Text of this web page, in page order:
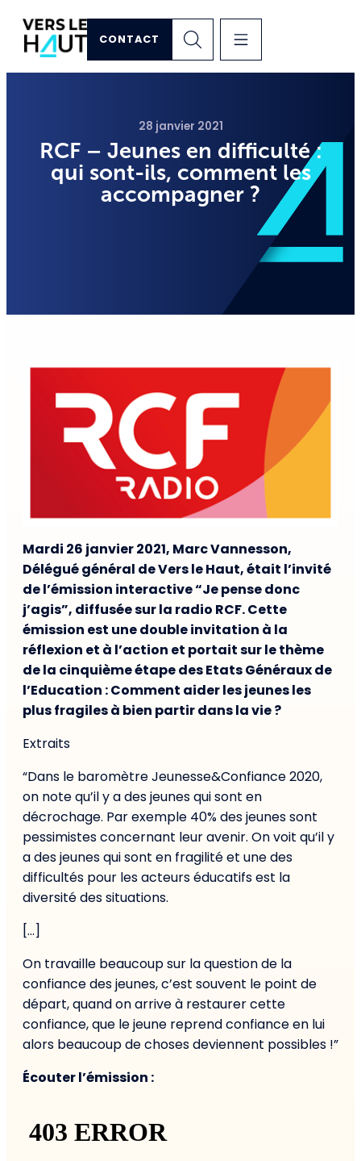
CONTACT
28 janvier 2021
RCF – Jeunes en difficulté :
qui sont-ils, comment les
accompagner ?
Mardi 26 janvier 2021, Marc Vannesson,
Délégué général de Vers le Haut, était l’invité
de l’émission interactive “Je pense donc
j’agis”, diffusée sur la radio RCF. Cette
émission est une double invitation à la
réflexion et à l’action et portait sur le thème
de la cinquième étape des Etats Généraux de
l’Education : Comment aider les jeunes les
plus fragiles à bien partir dans la vie ?
Extraits
“Dans le baromètre Jeunesse&Confiance 2020,
on note qu’il y a des jeunes qui sont en
décrochage. Par exemple 40% des jeunes sont
pessimistes concernant leur avenir. On voit qu’il y
a des jeunes qui sont en fragilité et une des
difficultés pour les acteurs éducatifs est la
diversité des situations.
[…]
On travaille beaucoup sur la question de la
confiance des jeunes, c’est souvent le point de
départ, quand on arrive à restaurer cette
confiance, que le jeune reprend confiance en lui
alors beaucoup de choses deviennent possibles !”
Écouter l’émission :